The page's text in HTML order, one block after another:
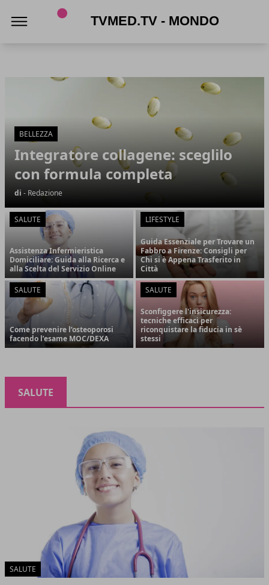
Articoli in Evidenza
BELLEZZA
Integratore collagene: sceglilo
con formula completa
di - Redazione
SALUTE
Assistenza Infermieristica
Domiciliare: Guida alla Ricerca e
alla Scelta del Servizio Online
LIFESTYLE
Guida Essenziale per Trovare un
Fabbro a Firenze: Consigli per
Chi si è Appena Trasferito in
Città
SALUTE
Come prevenire l’osteoporosi
facendo l’esame MOC/DEXA
SALUTE
Sconfiggere l'insicurezza:
tecniche efficaci per
riconquistare la fiducia in sè
stessi
SALUTE
SALUTE